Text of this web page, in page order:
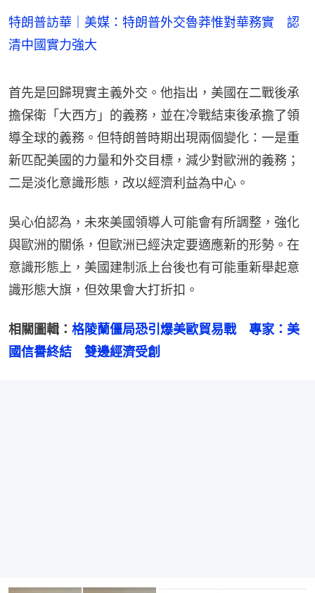
特朗普訪華｜美媒：特朗普外交魯莽惟對華務實 認
清中國實力強大
首先是回歸現實主義外交。他指出，美國在二戰後承
擔保衛「大西方」的義務，並在冷戰結束後承擔了領
導全球的義務。但特朗普時期出現兩個變化：一是重
新匹配美國的力量和外交目標，減少對歐洲的義務；
二是淡化意識形態，改以經濟利益為中心。
吳心伯認為，未來美國領導人可能會有所調整，強化
與歐洲的關係，但歐洲已經決定要適應新的形勢。在
意識形態上，美國建制派上台後也有可能重新舉起意
識形態大旗，但效果會大打折扣。
相關圖輯： 格陵蘭僵局恐引爆美歐貿易戰　專家：美
國信譽終結　雙邊經濟受創